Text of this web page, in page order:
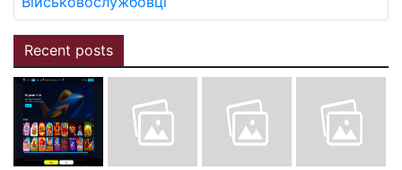
Recent posts